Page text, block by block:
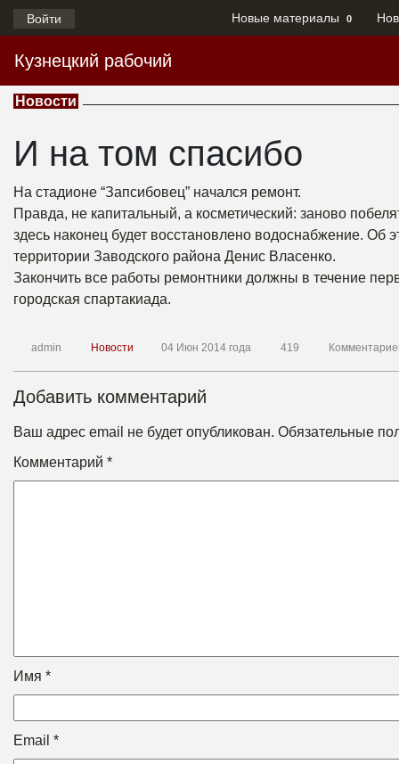
Войти Новые материалы 0
Кузнецкий рабочий
Новости
И на том спасибо
На стадионе “Запсибовец” начался ремонт.
Правда, не капитальный, а косметический: заново
здесь наконец будет восстановлено водоснабжение.
территории Заводского района Денис Власенко.
Закончить все работы ремонтники должны в течение
городская спартакиада.
admin Новости 04 Июн 2014 года 419
Добавить комментарий
Ваш адрес email не будет опубликован. Обязательные
Комментарий *
Имя *
Email *